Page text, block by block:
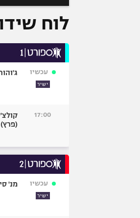
לוח
עכשיו
ישיר
17:00
(פרץ)
עכשיו
ישיר
מנ'